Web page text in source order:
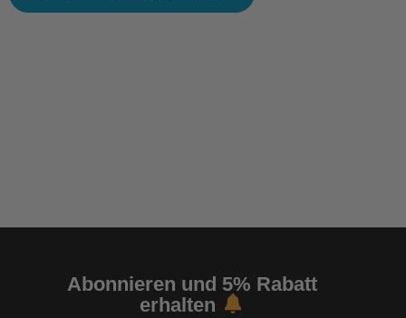
Abonnieren und 5% Rabatt
erhalten